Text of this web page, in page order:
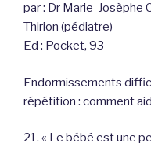
par : Dr Marie-Josèphe
Thirion (pédiatre)
Ed : Pocket, 93
Endormissements
répétition : comment
21. « Le bébé est une